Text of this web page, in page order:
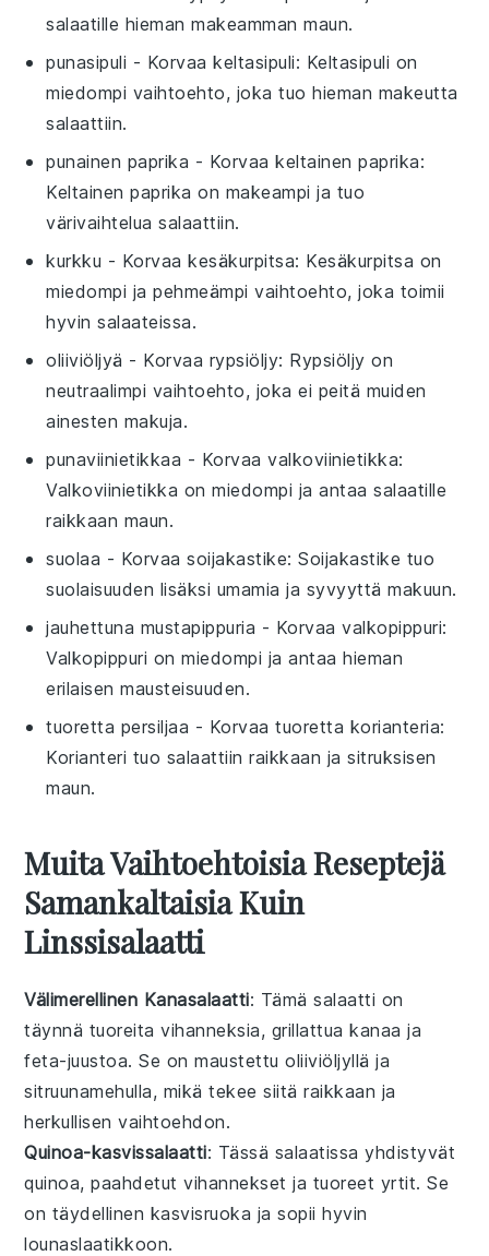
salaatille hieman makeamman maun.
punasipuli - Korvaakeltasipuli: Keltasipuli on
miedompi vaihtoehto, joka tuo hieman makeutta
salaattiin.
punainen paprika - Korvaakeltainen paprika:
Keltainen paprika on makeampi ja tuo
värivaihtelua salaattiin.
kurkku - Korvaakesäkurpitsa: Kesäkurpitsa on
miedompi ja pehmeämpi vaihtoehto, joka toimii
hyvin salaateissa.
oliiviöljyä - Korvaa rypsiöljy: Rypsiöljy on
neutraalimpi vaihtoehto, joka ei peitä muiden
ainesten makuja.
punaviinietikkaa - Korvaavalkoviinietikka:
Valkoviinietikka on miedompi ja antaa salaatille
raikkaan maun.
suolaa - Korvaasoijakastike: Soijakastike tuo
suolaisuuden lisäksi umamia ja syvyyttä makuun.
jauhettuna mustapippuria - Korvaavalkopippuri:
Valkopippuri on miedompi ja antaa hieman
erilaisen mausteisuuden.
tuoretta persiljaa - Korvaatuoretta korianteria:
Korianteri tuo salaattiin raikkaan ja sitruksisen
maun.
Muita Vaihtoehtoisia Reseptejä
Samankaltaisia Kuin
Linssisalaatti
Välimerellinen Kanasalaatti: Tämäsalaatti on
täynnä tuoreita vihanneksia, grillattua kanaa ja
feta-juustoa. Se on maustettuoliiviöljyllä ja
sitruunamehulla, mikä tekee siitä raikkaan ja
herkullisen vaihtoehdon.
Quinoa-kasvissalaatti: Tässä salaatissa yhdistyvät
quinoa,paahdetut vihannekset ja tuoreet yrtit. Se
on täydellinen kasvisruoka ja sopii hyvin
lounaslaatikkoon.